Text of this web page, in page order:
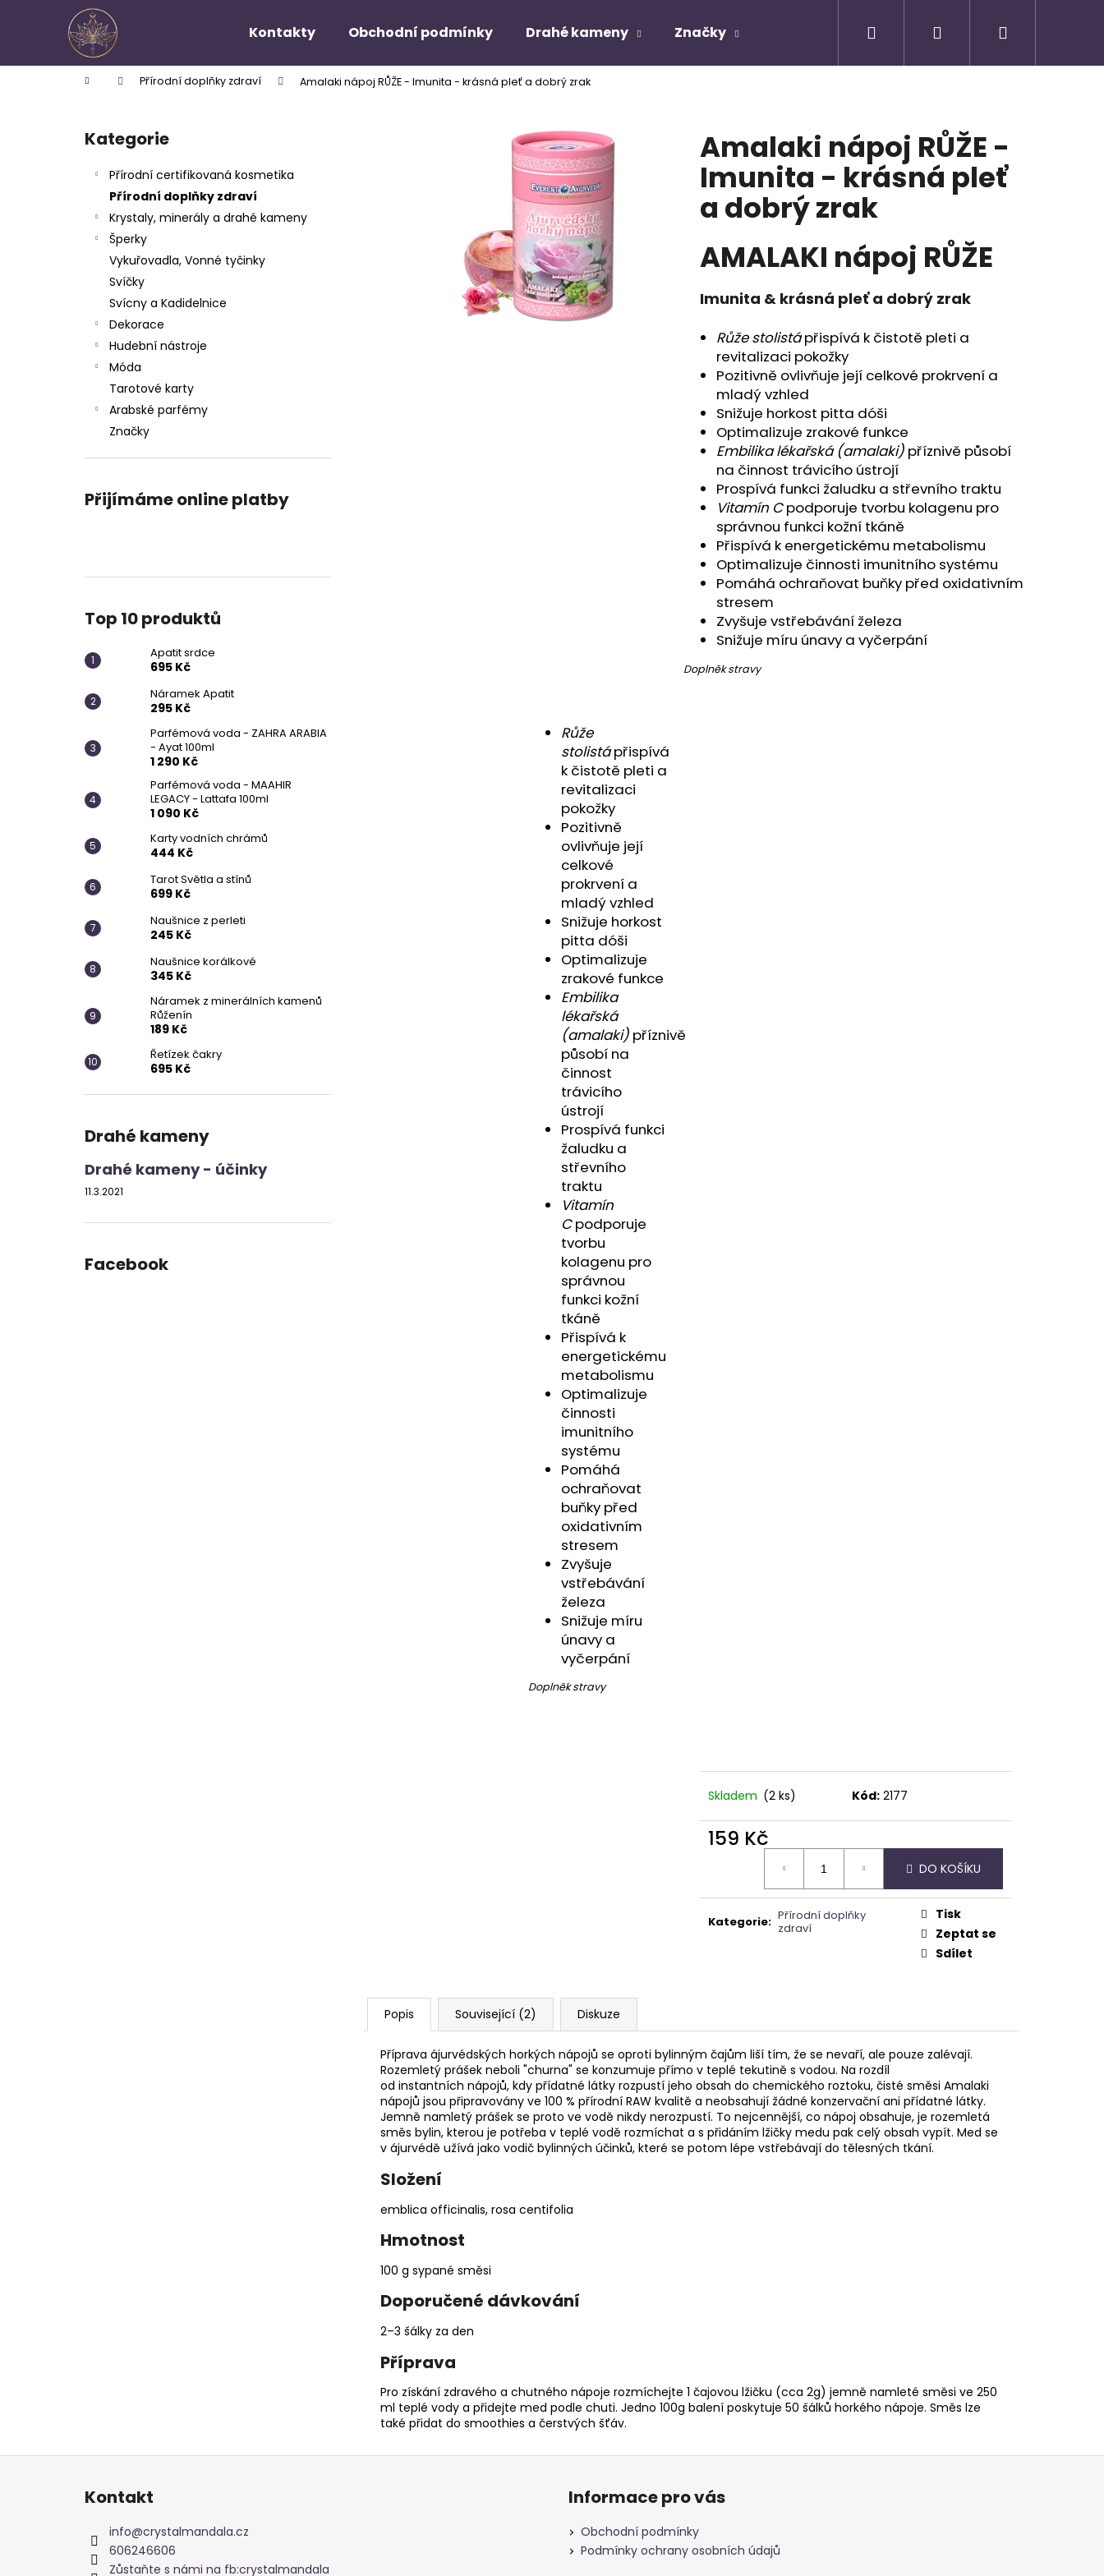
Kontakty Obchodní podmínky Drahé kameny Značky Přihlášení
Domů Přírodní doplňky zdraví Amalaki nápoj RŮŽE - Imunita - krásná pleť a dobrý zrak
Přeskočit
kategorie
Kategorie
Přírodní certifikovaná kosmetika
Přírodní doplňky zdraví
Krystaly, minerály a drahé kameny
Šperky
Vykuřovadla, Vonné tyčinky
Svíčky
Svícny a Kadidelnice
Dekorace
Hudební nástroje
Móda
Tarotové karty
Arabské parfémy
Značky
Přijímáme online platby
Top 10 produktů
Apatit srdce
695 Kč
Náramek Apatit
295 Kč
Parfémová voda - ZAHRA ARABIA
- Ayat 100ml
1 290 Kč
Parfémová voda - MAAHIR
LEGACY - Lattafa 100ml
1 090 Kč
Karty vodních chrámů
444 Kč
Tarot Světla a stínů
699 Kč
Naušnice z perleti
245 Kč
Naušnice korálkové
345 Kč
Náramek z minerálních kamenů
Růženín
189 Kč
Řetízek čakry
695 Kč
Drahé kameny
Drahé kameny - účinky
11.3.2021
Facebook
Amalaki nápoj RŮŽE -
Imunita - krásná pleť
a dobrý zrak
AMALAKI nápoj RŮŽE
Imunita & krásná pleť a dobrý zrak
Růže stolistá přispívá k čistotě pleti a
revitalizaci pokožky
Pozitivně ovlivňuje její celkové prokrvení a
mladý vzhled
Snižuje horkost pitta dóši
Optimalizuje zrakové funkce
Embilika lékařská (amalaki) příznivě působí
na činnost trávicího ústrojí
Prospívá funkci žaludku a střevního traktu
Vitamín C podporuje tvorbu kolagenu pro
správnou funkci kožní tkáně
Přispívá k energetickému metabolismu
Optimalizuje činnosti imunitního systému
Pomáhá ochraňovat buňky před oxidativním
stresem
Zvyšuje vstřebávání železa
Snižuje míru únavy a vyčerpání
Doplněk stravy
Růže
stolistá přispívá
k čistotě pleti a
revitalizaci
pokožky
Pozitivně
ovlivňuje její
celkové
prokrvení a
mladý vzhled
Snižuje horkost
pitta dóši
Optimalizuje
zrakové funkce
Embilika
lékařská
(amalaki) příznivě
působí na
činnost
trávicího
ústrojí
Prospívá funkci
žaludku a
střevního
traktu
Vitamín
C podporuje
tvorbu
kolagenu pro
správnou
funkci kožní
tkáně
Přispívá k
energetickému
metabolismu
Optimalizuje
činnosti
imunitního
systému
Pomáhá
ochraňovat
buňky před
oxidativním
stresem
Zvyšuje
vstřebávání
železa
Snižuje míru
únavy a
vyčerpání
Doplněk stravy
Skladem (2 ks) Kód: 2177
159 Kč
DO KOŠÍKU
Kategorie: Přírodní doplňky
zdraví
Tisk
Zeptat se
Sdílet
Popis Související (2) Diskuze
Příprava ájurvédských horkých nápojů se oproti bylinným čajům liší tím, že se nevaří, ale pouze zalévají.
Rozemletý prášek neboli "churna" se konzumuje přímo v teplé tekutině s vodou. Na rozdíl
od instantních nápojů, kdy přídatné látky rozpustí jeho obsah do chemického roztoku, čisté směsi Amalaki
nápojů jsou připravovány ve 100 % přírodní RAW kvalitě a neobsahují žádné konzervační ani přídatné látky.
Jemně namletý prášek se proto ve vodě nikdy nerozpustí. To nejcennější, co nápoj obsahuje, je rozemletá
směs bylin, kterou je potřeba v teplé vodě rozmíchat a s přidáním lžičky medu pak celý obsah vypít. Med se
v ájurvédě užívá jako vodič bylinných účinků, které se potom lépe vstřebávají do tělesných tkání.
Složení
emblica officinalis, rosa centifolia
Hmotnost
100 g sypané směsi
Doporučené dávkování
2–3 šálky za den
Příprava
Pro získání zdravého a chutného nápoje rozmíchejte 1 čajovou lžičku (cca 2g) jemně namleté směsi ve 250
ml teplé vody a přidejte med podle chuti. Jedno 100g balení poskytuje 50 šálků horkého nápoje. Směs lze
také přidat do smoothies a čerstvých šťáv.
í
Zpět
do
Zpět
do
Co potřebujete najít?
HLEDAT
Doporučujeme
APATIT SRDCE
695 Kč
PARFÉMOVÁ VODA - ZAHRA ARABIA -
Kontakt
info@crystalmandala.cz
606246606
Zůstaňte s námi na fb:crystalmandala
Informace pro vás
Obchodní podmínky
Podmínky ochrany osobních údajů